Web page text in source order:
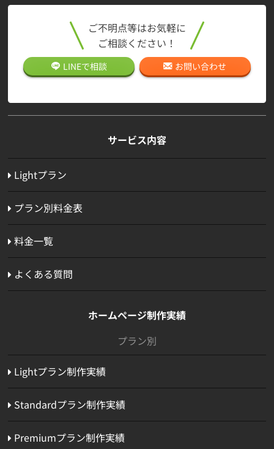
ご不明点等はお気軽に
ご相談ください！
LINEで相談 お問い合わせ
サービス内容
Lightプラン
プラン別料金表
料金一覧
よくある質問
ホームページ制作実績
プラン別
Lightプラン制作実績
Standardプラン制作実績
Premiumプラン制作実績